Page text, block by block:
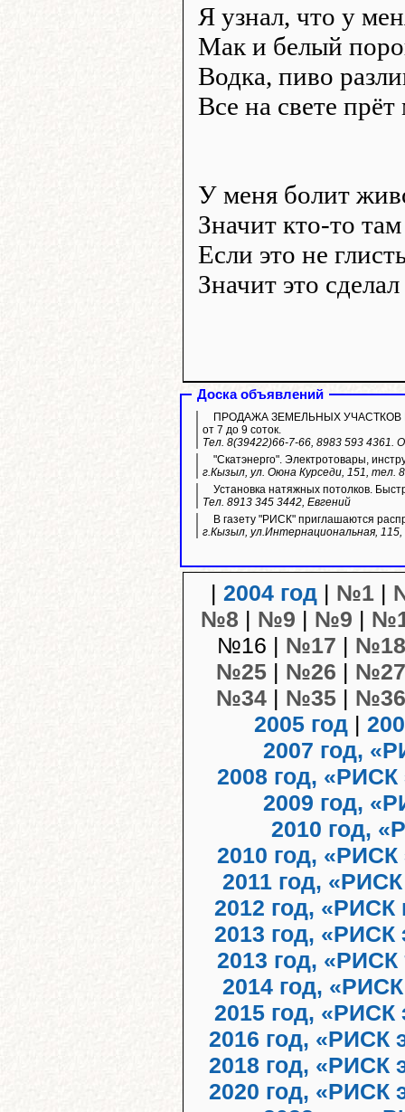
Я узнал, что у
Мак и белый
Водка, пиво
Все на свете
У меня болит
Значит кто-то
Если это не
Значит это
Доска объявлений
ПРОДАЖА ЗЕМЕЛЬНЫХ УЧАСТКОВ
от 7 до 9 соток.
Тел. 8(39422)66-7-66, 8983 593 4361.
"Скатэнерго". Электротовары,
г.Кызыл, ул. Оюна Курседи, 151, тел.
Установка натяжных потолков.
Тел. 8913 345 3442, Евгений
В газету "РИСК" приглашаются
г.Кызыл, ул.Интернациональная,
| 2004 год | №1 |
№8 | №9 | №9 |
№16 | №17 | №18
№25 | №26 |
№34 | №35 |
2005 год |
2007 год,
2008 год, «РИСК
2009 год,
2010 год,
2010 год, «РИСК
2011 год,
2012 год,
2013 год, «РИСК
2013 год, «РИСК
2014 год, «РИСК
2015 год, «РИСК
2016 год, «РИСК
2018 год, «РИСК
2020 год, «РИСК